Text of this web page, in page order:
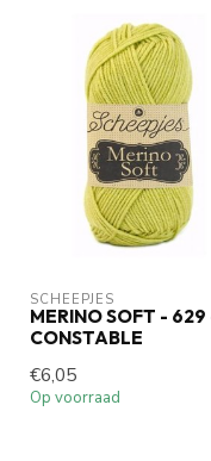
SCHEEPJES
MERINO SOFT - 629
CONSTABLE
€6,05
Op voorraad